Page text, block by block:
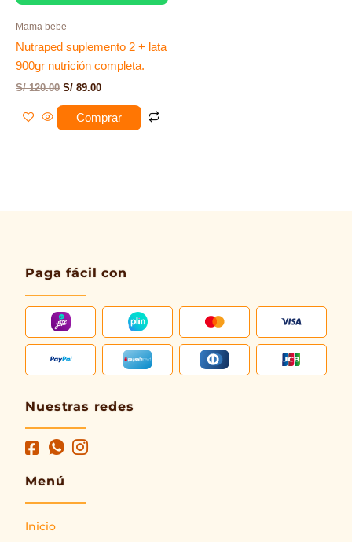
Mama bebe
Nutraped suplemento 2 + lata
900gr nutrición completa.
S/120.00 S/ 89.00
Comprar
Paga fácil con
Nuestras redes
Menú
Inicio